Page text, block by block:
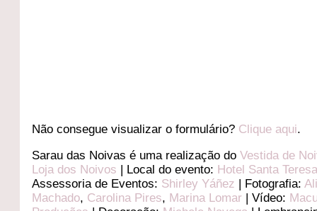
Não consegue visualizar o formulário? Clique aqui.
Sarau das Noivas é uma realização doVestida de
Loja dos Noivos | Local do evento: Hotel Santa
Assessoria de Eventos: Shirley Yáñez | Fotografia:
Machado, Carolina Pires, Marina Lomar | Vídeo: